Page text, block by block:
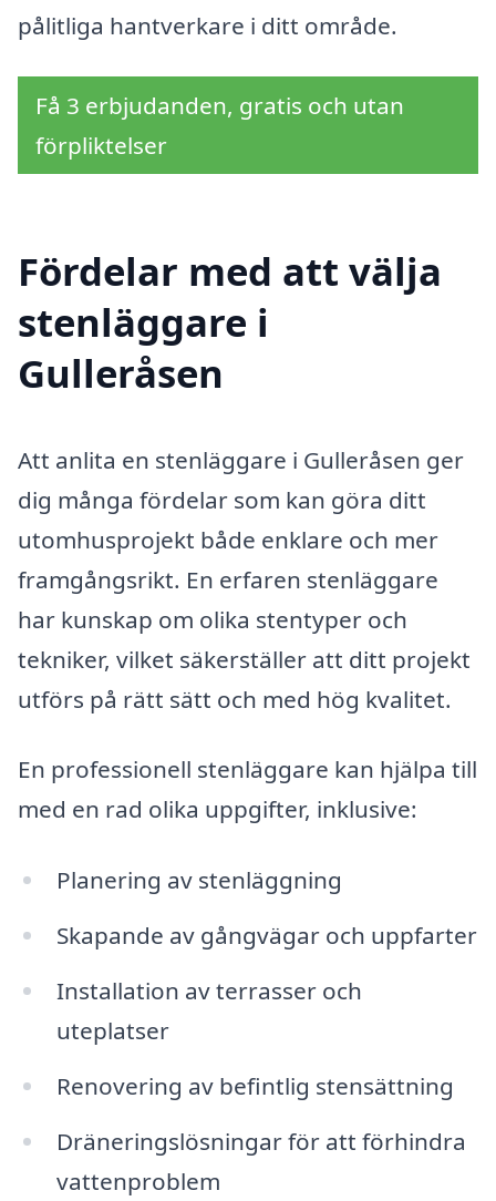
pålitliga hantverkare i ditt område.
Få 3 erbjudanden, gratis och utan
förpliktelser
Fördelar med att välja
stenläggare i
Gulleråsen
Att anlita en stenläggare i Gulleråsen ger
dig många fördelar som kan göra ditt
utomhusprojekt både enklare och mer
framgångsrikt. En erfaren stenläggare
har kunskap om olika stentyper och
tekniker, vilket säkerställer att ditt projekt
utförs på rätt sätt och med hög kvalitet.
En professionell stenläggare kan hjälpa till
med en rad olika uppgifter, inklusive:
Planering av stenläggning
Skapande av gångvägar och uppfarter
Installation av terrasser och
uteplatser
Renovering av befintlig stensättning
Dräneringslösningar för att förhindra
vattenproblem